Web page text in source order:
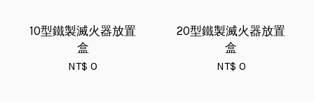
10型鐵製滅火器放置
盒
NT$ 0
20型鐵製滅火器放置
盒
NT$ 0